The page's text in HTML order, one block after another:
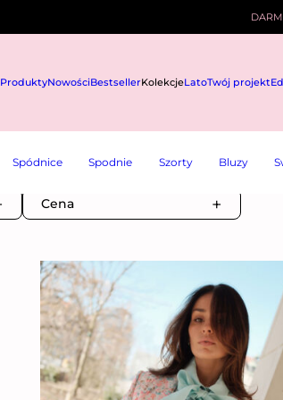
ProduktyNowościBestsellerKolekcjeLatoTwój projekt
Spódnice Spodnie Szorty Bluzy
Cena